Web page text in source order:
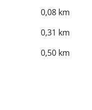
0,08 km
0,31 km
0,50 km